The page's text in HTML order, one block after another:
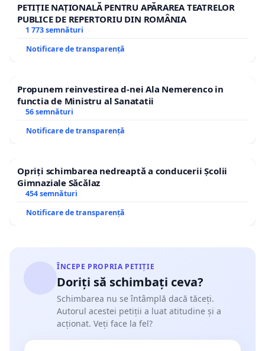
PETIȚIE NAȚIONALĂ PENTRU APĂRAREA TEATRELOR
PUBLICE DE REPERTORIU DIN ROMÂNIA
1 773 semnături
Notificare de transparență
Propunem reinvestirea d-nei Ala Nemerenco in
functia de Ministru al Sanatatii
56 semnături
Notificare de transparență
Opriți schimbarea nedreaptă a conducerii Școlii
Gimnaziale Săcălaz
454 semnături
Notificare de transparență
ÎNCEPE PROPRIA PETIȚIE
Doriți să schimbați ceva?
Schimbarea nu se întâmplă dacă tăceți.
Autorul acestei petiții a luat atitudine și a
acționat. Veți face la fel?